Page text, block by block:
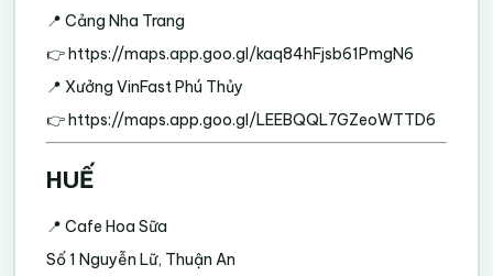
📍 Cảng Nha Trang
👉https://maps.app.goo.gl/kaq84hFjsb61PmgN6
📍 Xưởng VinFast Phú Thủy
👉https://maps.app.goo.gl/LEEBQQL7GZeoWTTD6
HUẾ
📍 Cafe Hoa Sữa
Số 1 Nguyễn Lữ, Thuận An